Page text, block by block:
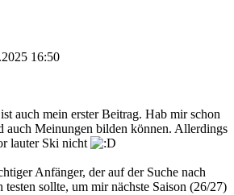
16:50
auch mein erster Beitrag. Hab mir schon
auch Meinungen bilden können. Allerdings
lauter Ski nicht
Anfänger, der auf der Suche nach
sollte, um mir nächste Saison (26/27)